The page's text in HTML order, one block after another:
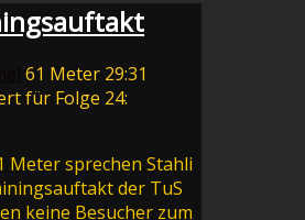
61 Meter 29:31
für Folge 24:
Meter sprechen Stahli
der TuS
keine Besucher zum